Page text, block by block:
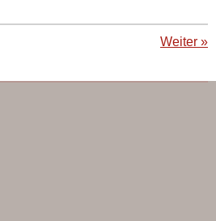
Weiter »